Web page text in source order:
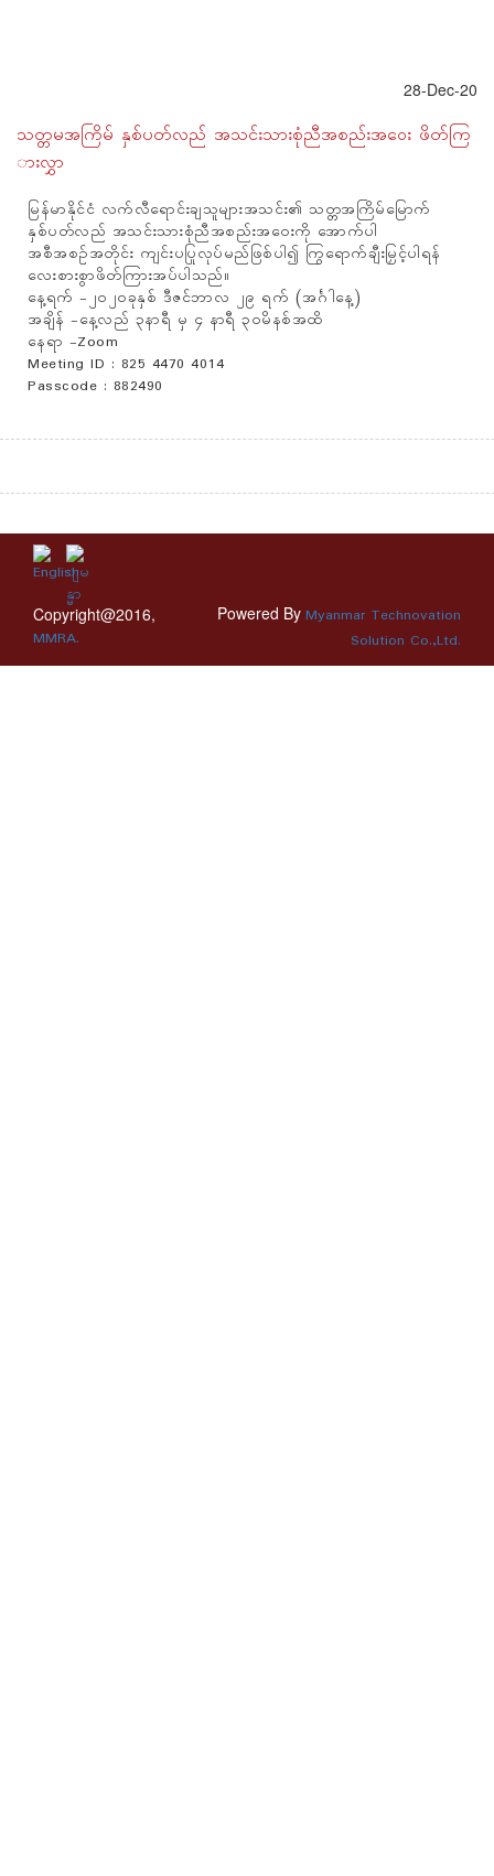
28-Dec-20
သတ္တမအကြိမ် နှစ်ပတ်လည် အသင်းသားစုံညီအစည်းအ‌‌ဝေး ဖိတ်ကြ
ားလွှာ
မြန်မာနိုင်ငံ လက်လီ‌ရောင်းချသူများအသင်း၏ သတ္တအကြိမ်မြောက်
နှစ်ပတ်လည် အသင်းသားစုံညီအစည်းအဝေးကို အောက်ပါ
အစီအစဉ်အတိုင်း ကျင်းပပြုလုပ်မည်ဖြစ်ပါ၍ ကြွရောက်ချီးမြှင့်ပါရန်
လေးစားစွာဖိတ်ကြားအပ်ပါသည်။
နေ့ရက် -၂၀၂၀ခုနှစ် ဒီဇင်ဘာလ ၂၉ ရက် (အင်္ဂါနေ့)
အချိန် -နေ့လည် ၃နာရီ မှ ၄ နာရီ ၃၀မိနစ်အထိ
နေရာ -Zoom
Meeting ID : 825 4470 4014
Passcode : 882490
Copyright@2016,
MMRA.
Powered By Myanmar Technovation
Solution Co.,Ltd.